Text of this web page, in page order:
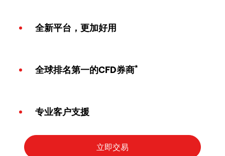
全新平台，更加好用
全球排名第一的CFD券商*
专业客户支援